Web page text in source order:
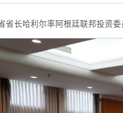
省长哈利尔率阿根廷联邦投资